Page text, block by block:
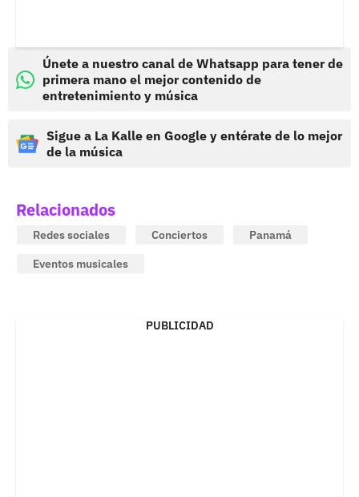
Únete a nuestro canal de Whatsapp para tener de
primera mano el mejor contenido de
entretenimiento y música
Sigue a La Kalle en Google y entérate de lo mejor
de la música
Relacionados
Redes sociales Conciertos
Panamá
Eventos musicales
PUBLICIDAD